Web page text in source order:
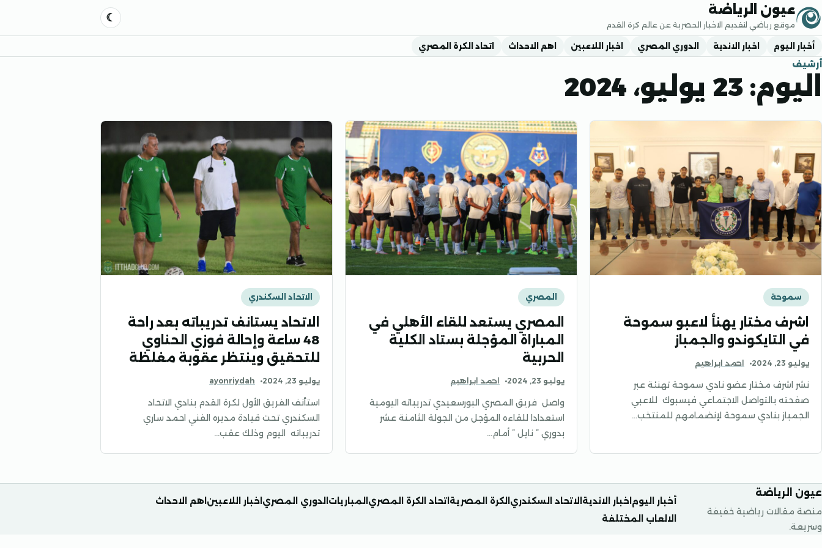
تجاوز إلى المحتوى
عيون الرياضة
موقع رياضي لتقديم الاخبار الحصرية عن عالم كرة القدم
أخبار اليوم اخبار الاندية الدوري المصري اخبار اللاعبين اهم الاحداث اتحاد الكرة المصري
أرشيف
اليوم: 23 يوليو، 2024
سموحة
اشرف مختار يهنأ لاعبو سموحة
في التايكوندو والجمباز
يوليو 23, 2024 احمد ابراهيم
نشر اشرف مختار عضو نادي سموحة تهنئة عبر
صفحته بالتواصل الاجتماعي فيسبوك للاعبي
الجمباز بنادي سموحة لإنضمامهم للمنتخب…
المصري
المصري يستعد للقاء الأهلي في
المباراة المؤجلة بستاد الكلية
الحربية
يوليو 23, 2024 احمد ابراهيم
واصل فريق المصري البورسعيدي تدريباته اليومية
استعدادا للقاءه المؤجل من الجولة الثامنة عشر
بدوري ” نايل ” أمام…
الاتحاد السكندري
الاتحاد يستانف تدريباته بعد راحة
48 ساعة وإحالة فوزي الحناوي
للتحقيق وينتظر عقوبة مغلظة
يوليو 23, 2024 ayonriydah
استأنف الفريق الأول لكرة القدم بنادي الاتحاد
السكندري تحت قيادة مديره الفني احمد ساري
تدريباته اليوم وذلك عقب…
عيون الرياضة
منصة مقالات رياضية خفيفة
وسريعة.
أخبار اليوم اخبار الاندية الاتحاد السكندري الكرة المصرية اتحاد الكرة المصري المباريات الدوري المصري اخبار اللاعبين اهم الاحداث
الالعاب المختلفة